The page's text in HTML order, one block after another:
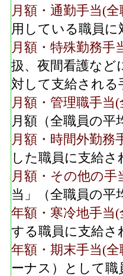
月額・通勤手当(
用している職員
月額・特殊勤務手
扱、夜間看護など
対して支給される
月額・管理職手当
月額（全職員の平
月額・時間外勤務
した職員に支給
月額・その他の手
当」（全職員の平
年額・寒冷地手当
する職員に支給さ
年額・期末手当(
ーナス）として職